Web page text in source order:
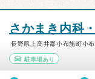
さかまき内科
長野県上高井郡小布施町小
駐車場あり